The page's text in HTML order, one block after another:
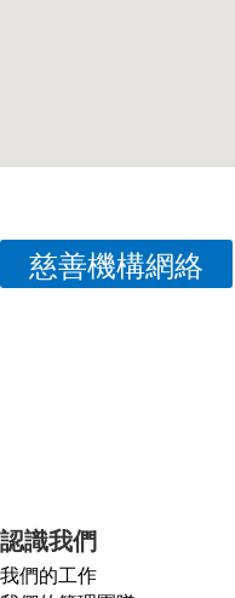
慈善機構網絡
認識我們
我們的工作